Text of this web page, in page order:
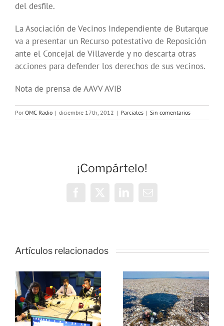
del desfile.
La Asociación de Vecinos Independiente de Butarque
va a presentar un Recurso potestativo de Reposición
ante el Concejal de Villaverde y no descarta otras
acciones para defender los derechos de sus vecinos.
Nota de prensa de AAVV AVIB
Por OMC Radio | diciembre 17th, 2012 | Parciales | Sin comentarios
¡Compártelo!
Artículos relacionados
No te
conviertas
en Plástico
Cursos
gratuitos de
radio de la
campaña